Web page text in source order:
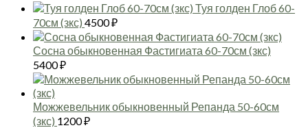
Туя голден Глоб 60-
70см (зкс) 4500₽
Сосна обыкновенная Фастигиата 60-70см (зкс)
5400₽
Можжевельник обыкновенный Репанда 50-60см
(зкс) 1200₽